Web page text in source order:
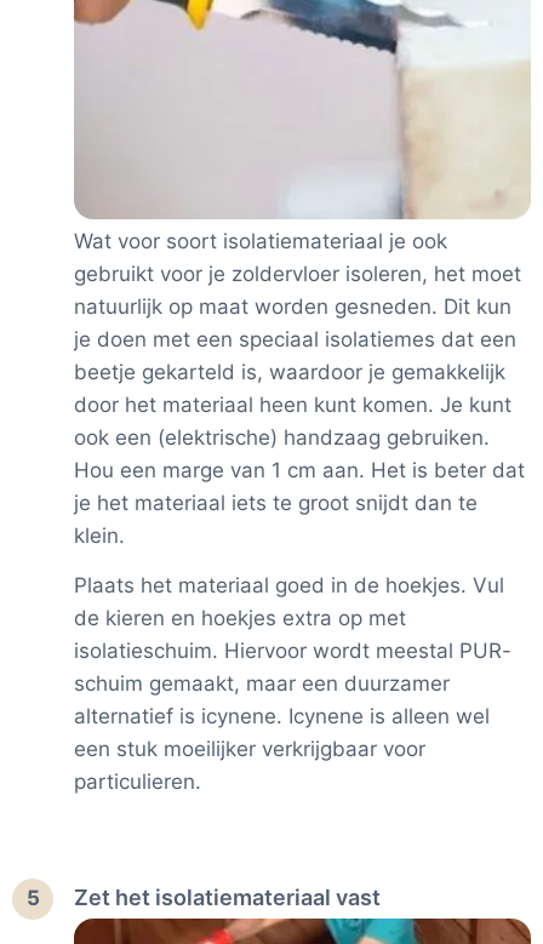
Wat voor soort isolatiemateriaal je ook
gebruikt voor je zoldervloer isoleren, het moet
natuurlijk op maat worden gesneden. Dit kun
je doen met een speciaal isolatiemes dat een
beetje gekarteld is, waardoor je gemakkelijk
door het materiaal heen kunt komen. Je kunt
ook een (elektrische) handzaag gebruiken.
Hou een marge van 1 cm aan. Het is beter dat
je het materiaal iets te groot snijdt dan te
klein.
Plaats het materiaal goed in de hoekjes. Vul
de kieren en hoekjes extra op met
isolatieschuim. Hiervoor wordt meestal PUR-
schuim gemaakt, maar een duurzamer
alternatief is icynene. Icynene is alleen wel
een stuk moeilijker verkrijgbaar voor
particulieren.
5 Zet het isolatiemateriaal vast